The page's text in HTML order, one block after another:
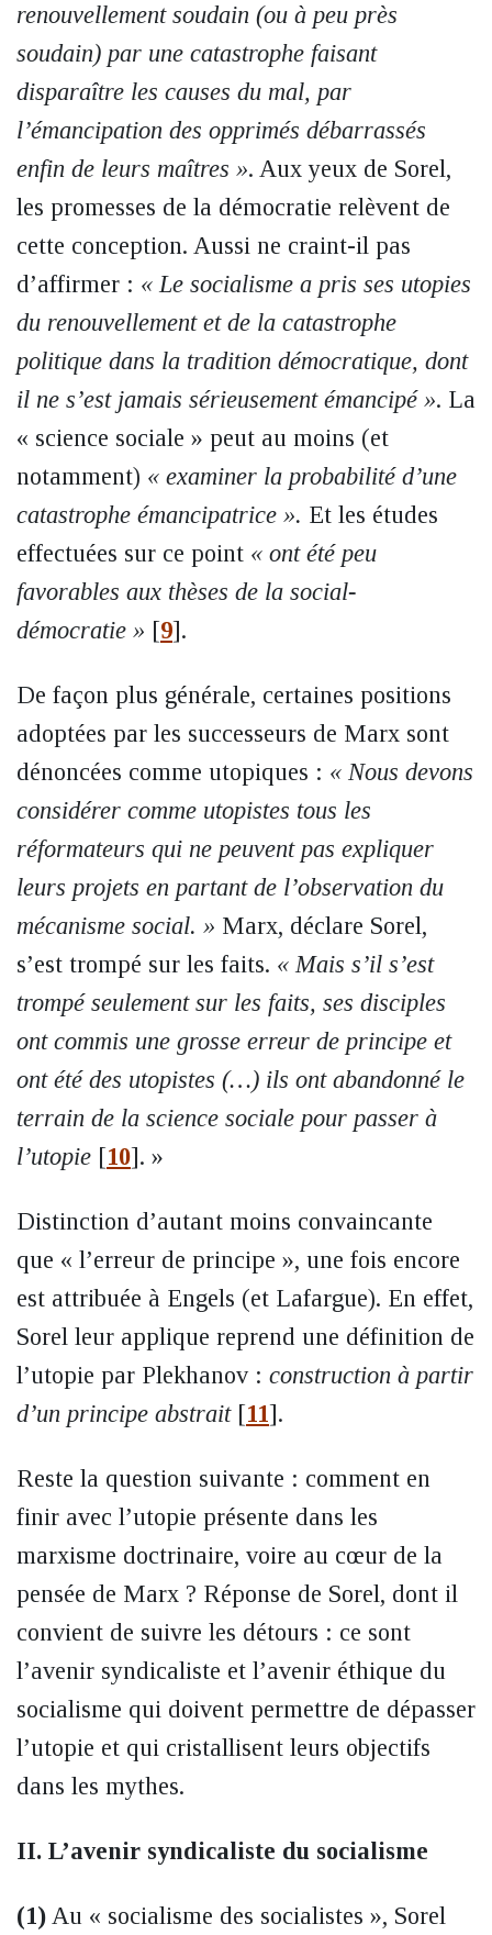
renouvellement soudain (ou à peu près
soudain) par une catastrophe faisant
disparaître les causes du mal, par
l’émancipation des opprimés débarrassés
enfin de leurs maîtres ». Aux yeux de Sorel,
les promesses de la démocratie relèvent de
cette conception. Aussi ne craint-il pas
d’affirmer : « Le socialisme a pris ses utopies
du renouvellement et de la catastrophe
politique dans la tradition démocratique, dont
il ne s’est jamais sérieusement émancipé ». La
« science sociale » peut au moins (et
notamment) « examiner la probabilité d’une
catastrophe émancipatrice ». Et les études
effectuées sur ce point « ont été peu
favorables aux thèses de la social-
démocratie » [9].
De façon plus générale, certaines positions
adoptées par les successeurs de Marx sont
dénoncées comme utopiques : « Nous devons
considérer comme utopistes tous les
réformateurs qui ne peuvent pas expliquer
leurs projets en partant de l’observation du
mécanisme social. » Marx, déclare Sorel,
s’est trompé sur les faits. « Mais s’il s’est
trompé seulement sur les faits, ses disciples
ont commis une grosse erreur de principe et
ont été des utopistes (…) ils ont abandonné le
terrain de la science sociale pour passer à
l’utopie [10]. »
Distinction d’autant moins convaincante
que « l’erreur de principe », une fois encore
est attribuée à Engels (et Lafargue). En effet,
Sorel leur applique reprend une définition de
l’utopie par Plekhanov : construction à partir
d’un principe abstrait[11].
Reste la question suivante : comment en
finir avec l’utopie présente dans les
marxisme doctrinaire, voire au cœur de la
pensée de Marx ? Réponse de Sorel, dont il
convient de suivre les détours : ce sont
l’avenir syndicaliste et l’avenir éthique du
socialisme qui doivent permettre de dépasser
l’utopie et qui cristallisent leurs objectifs
dans les mythes.
II. L’avenir syndicaliste du socialisme
(1) Au « socialisme des socialistes », Sorel